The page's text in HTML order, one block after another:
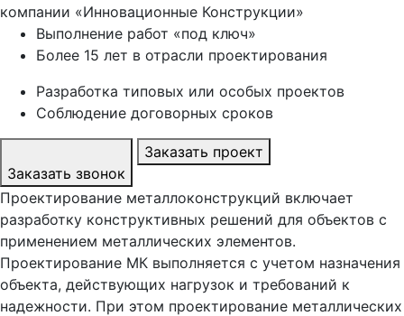
компании «Инновационные Конструкции»
Выполнение работ «под ключ»
Более 15 лет в отрасли проектирования
Разработка типовых или особых проектов
Соблюдение договорных сроков
Заказать звонок
Заказать проект
Проектирование металлоконструкций включает
разработку конструктивных решений для объектов с
применением металлических элементов.
Проектирование МК выполняется с учетом назначения
объекта, действующих нагрузок и требований к
надежности. При этом проектирование металлических